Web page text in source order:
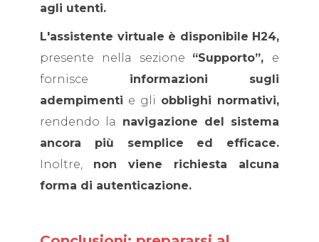
agli utenti.
L'assistente virtuale è disponibile H24,
presente nella sezione “Supporto”, e
fornisce informazioni sugli
adempimenti e gli obblighi normativi,
rendendo la navigazione del sistema
ancora più semplice ed efficace.
Inoltre, non viene richiesta alcuna
forma di autenticazione.